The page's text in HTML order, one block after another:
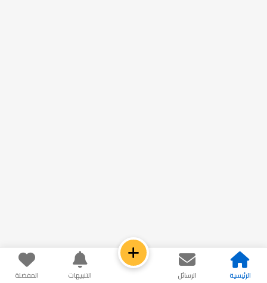
الرئيسية الرسائل التنبيهات المفضلة